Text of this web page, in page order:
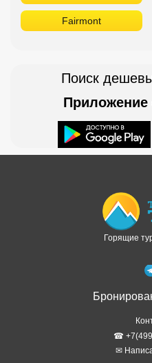
Fairmont
Поиск
Приложение
Горящие
☎
✉